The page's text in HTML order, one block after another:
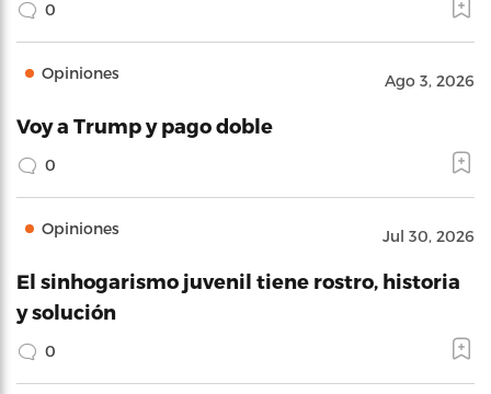
0
Opiniones Ago 3, 2026
Voy a Trump y pago doble
0
Opiniones Jul 30, 2026
El sinhogarismo juvenil tiene rostro, historia
y solución
0